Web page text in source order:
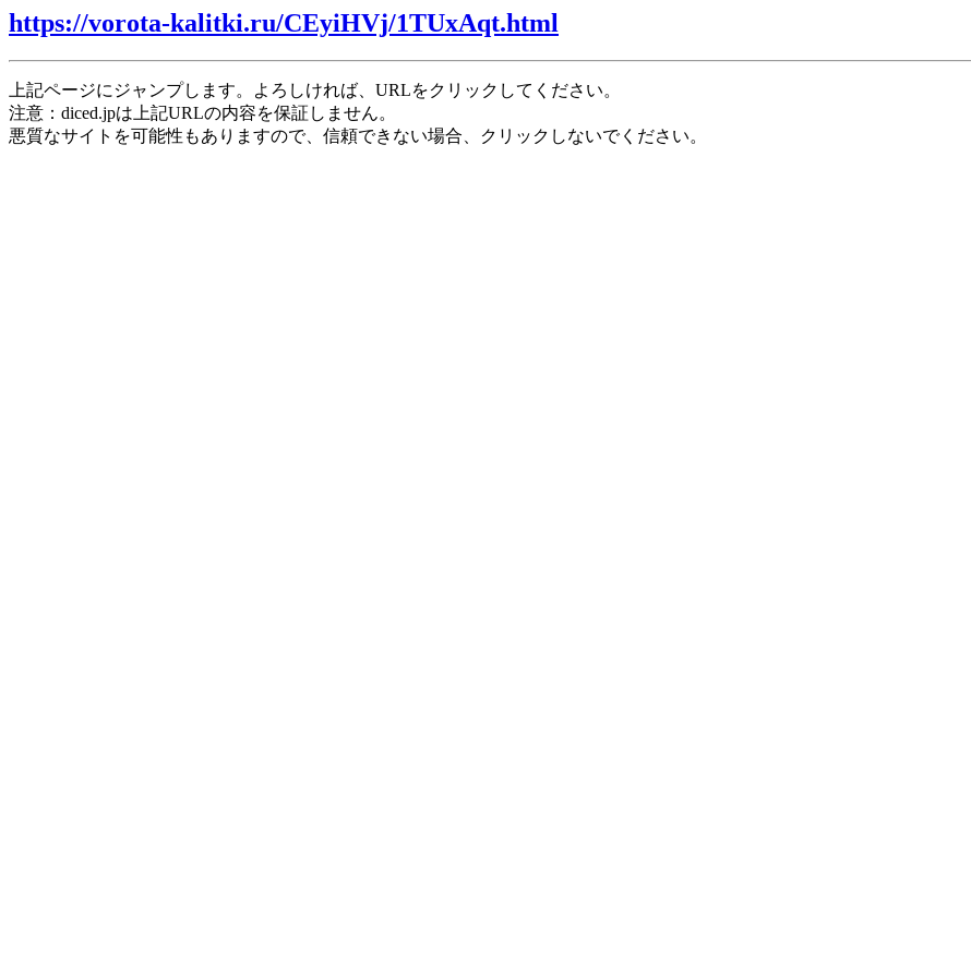
https://vorota-kalitki.ru/CEyiHVj/1TUxAqt.html
上記ページにジャンプします。よろしければ、URLをクリックしてください。
注意：diced.jpは上記URLの内容を保証しません。
悪質なサイトを可能性もありますので、信頼できない場合、クリックしないでください。